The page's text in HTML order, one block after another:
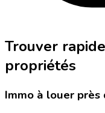
Trouver
propriétés
Immo à louer près